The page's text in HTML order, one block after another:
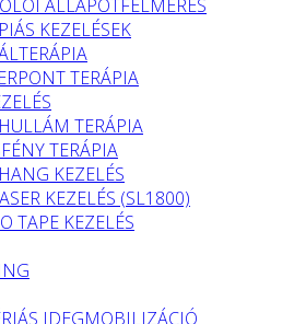
ÁLLAPOTFELMÉRÉS
KEZELÉSEK
TERÁPIA
TERÁPIA
TERÁPIA
KEZELÉS
KEZELÉS (SL1800)
TAPE KEZELÉS
IDEGMOBILIZÁCIÓ